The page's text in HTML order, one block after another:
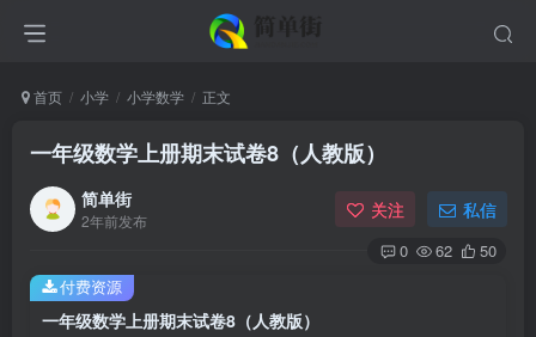
首页 小学 小学数学 正文
一年级数学上册期末试卷8（人教版）
简单街
2年前发布 关注 私信
0 62 50
一年级数学上册期末试卷8（人教版）
付费资源